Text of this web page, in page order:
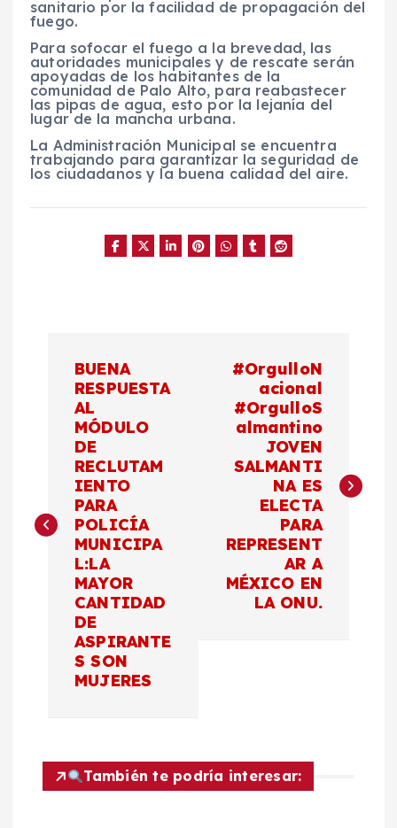
sanitario por la facilidad de propagación del
fuego.
Para sofocar el fuego a la brevedad, las
autoridades municipales y de rescate serán
apoyadas de los habitantes de la
comunidad de Palo Alto, para reabastecer
las pipas de agua, esto por la lejanía del
lugar de la mancha urbana.
La Administración Municipal se encuentra
trabajando para garantizar la seguridad de
los ciudadanos y la buena calidad del aire.
g
d
BUENA
RESPUESTA
AL
MÓDULO
DE
RECLUTAM
IENTO
PARA
POLICÍA
MUNICIPA
L:LA
MAYOR
CANTIDAD
DE
ASPIRANTE
S SON
MUJERES
#OrgulloN
acional
#OrgulloS
almantino
JOVEN
SALMANTI
NA ES
ELECTA
PARA
REPRESENT
AR A
MÉXICO EN
LA ONU.
También te podría interesar: